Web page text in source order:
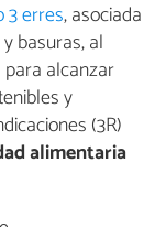
3 erres, asociada
basuras, al
alcanzar
y
(3R)
alimentaria